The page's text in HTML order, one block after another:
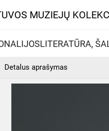
MUZIEJŲ
LITERATŪRA,
Detalus aprašymas